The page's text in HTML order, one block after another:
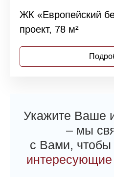
ЖК «Европейский
проект, 78 м²
Укажите Ваше
– мы
с Вами, чтобы